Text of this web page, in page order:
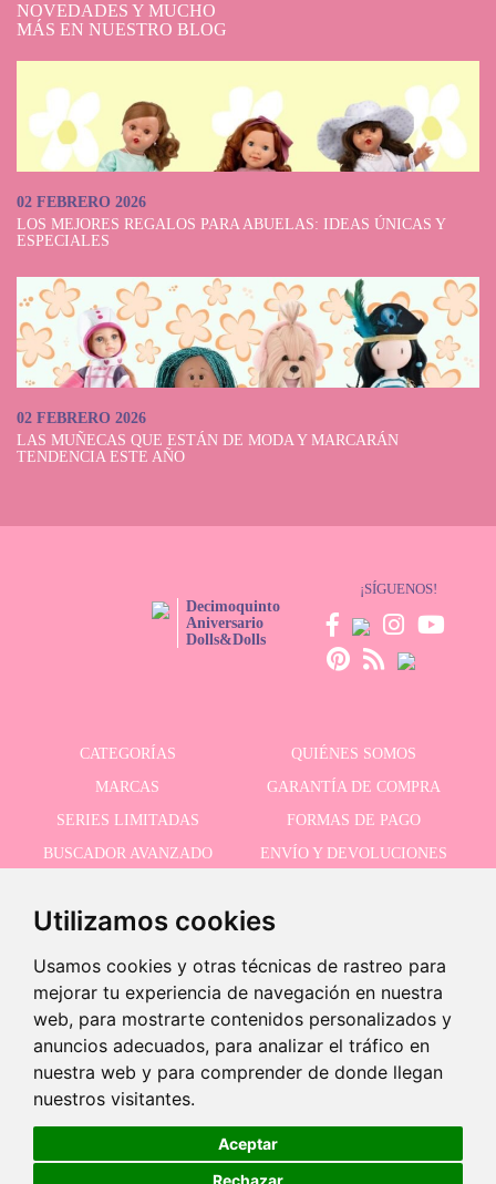
Utilizamos cookies
Usamos cookies y otras técnicas de rastreo para
mejorar tu experiencia de navegación en nuestra
web, para mostrarte contenidos personalizados y
anuncios adecuados, para analizar el tráfico en
nuestra web y para comprender de donde llegan
nuestros visitantes.
Aceptar
Rechazar
NOVEDADES Y MUCHO
MÁS EN NUESTRO BLOG
02 FEBRERO 2026
LOS MEJORES REGALOS PARA ABUELAS: IDEAS ÚNICAS Y
ESPECIALES
02 FEBRERO 2026
LAS MUÑECAS QUE ESTÁN DE MODA Y MARCARÁN
TENDENCIA ESTE AÑO
Decimoquinto
Aniversario
Dolls&Dolls
¡SÍGUENOS!
CATEGORÍAS
QUIÉNES SOMOS
MARCAS
GARANTÍA DE COMPRA
SERIES LIMITADAS
FORMAS DE PAGO
BUSCADOR AVANZADO
ENVÍO Y DEVOLUCIONES
RECIBE NUESTRAS ÚLTIMAS NOVEDADES
Acepto la política de privacidad